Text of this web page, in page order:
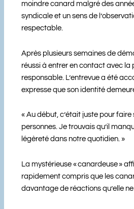
moindre canard malgré des
syndicale et un sens de
respectable.
Après plusieurs semaines de
réussi à entrer en contact avec la
responsable. L’entrevue a été
expresse que son identité
« Au début, c’était juste pour
personnes. Je trouvais qu’il
légèreté dans notre quotidien. »
La mystérieuse « canardeuse »
rapidement compris que les
davantage de réactions qu’elle ne